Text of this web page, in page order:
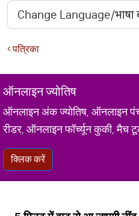
पत्रिका
ऑनलाइन ज्योतिष
ऑनलाइन अंक ज्योतिष, ऑनलाइन
रीडर, ऑनलाइन फॉर्च्यून कुकी, मैच
क्लिक करें